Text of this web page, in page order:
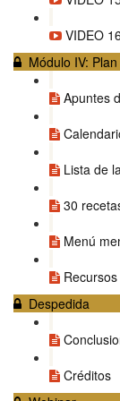
VIDEO
Módulo IV:
Apuntes
Lista de
30
Menú
Recursos
Despedida
Créditos